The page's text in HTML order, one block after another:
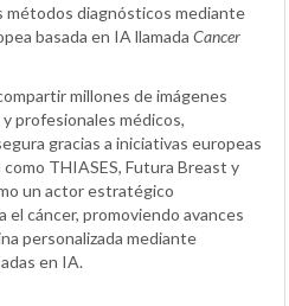
métodos diagnósticos mediante
basada en IA llamada Cancer
millones de imágenes
profesionales médicos,
gracias a iniciativas europeas
THIASES, Futura Breast y
un actor estratégico
cáncer, promoviendo avances
personalizada mediante
en IA.